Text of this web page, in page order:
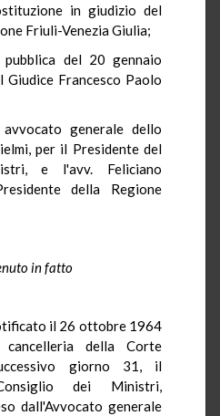
in giudizio del
Friuli-Venezia Giulia;
pubblica del 20 gennaio
Francesco Paolo
generale dello
per il Presidente del
e l'avv. Feliciano
della Regione
in fatto
il 26 ottobre 1964
della Corte
giorno 31, il
dei Ministri,
dall'Avvocato generale